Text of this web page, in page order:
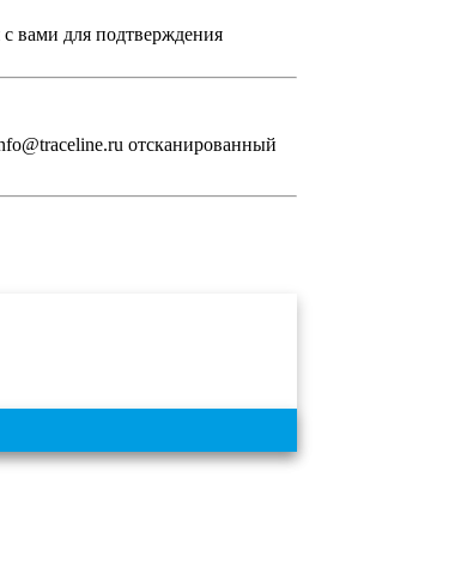
вами для подтверждения
отсканированный